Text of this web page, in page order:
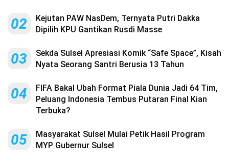
02
Kejutan PAW NasDem, Ternyata Putri Dakka
Dipilih KPU Gantikan Rusdi Masse
03
Sekda Sulsel Apresiasi Komik “Safe Space”, Kisah
Nyata Seorang Santri Berusia 13 Tahun
04
FIFA Bakal Ubah Format Piala Dunia Jadi 64 Tim,
Peluang Indonesia Tembus Putaran Final Kian
Terbuka?
05
Masyarakat Sulsel Mulai Petik Hasil Program
MYP Gubernur Sulsel